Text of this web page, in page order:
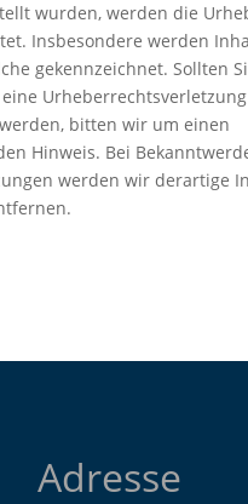
wurden, werden die
Insbesondere werden
gekennzeichnet. Sollten
Urheberrechtsverletzung
bitten wir um einen
Hinweis. Bei
werden wir derartige
Adresse